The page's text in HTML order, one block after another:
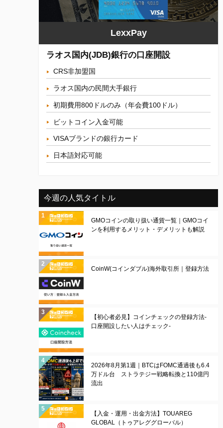
LexxPay
ラオス国内(JDB)銀行の口座開設
CRS非加盟国
ラオス国内の民間大手銀行
初期費用800ドルのみ（年会費100ドル）
ビットコイン入金可能
VISAブランドの銀行カード
日本語対応可能
今週の人気タイトル
GMOコインの取り扱い通貨一覧｜GMOコイ
ンを利用するメリット・デメリットも解説
CoinW(コインダブル)海外取引所｜登録方法
【初心者必見】コインチェックの登録方法-
口座開設したい人はチェック-
2026年8月第1週｜BTCはFOMC通過後も6.4
万ドル台 ストラテジー戦略転換と110億円
流出
【入金・運用・出金方法】TOUAREG
GLOBAL（トゥアレググローバル）